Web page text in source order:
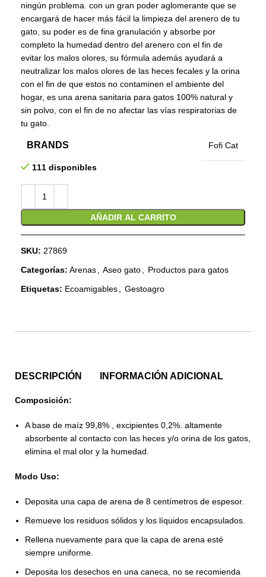
ningún problema. con un gran poder aglomerante que se
encargará de hacer más fácil la limpieza del arenero de tu
gato, su poder es de fina granulación y absorbe por
completo la humedad dentro del arenero con el fin de
evitar los malos olores, su fórmula además ayudará a
neutralizar los malos olores de las heces fecales y la orina
con el fin de que estos no contaminen el ambiente del
hogar, es una arena sanitaria para gatos 100% natural y
sin polvo, con el fin de no afectar las vías respiratorias de
tu gato.
BRANDS Fofi Cat
111 disponibles
AÑADIR AL CARRITO
SKU: 27869
Categorías: Arenas Aseo gato
Productos para gatos
Etiquetas: Ecoamigables Gestoagro
DESCRIPCIÓN INFORMACIÓN ADICIONAL
Composición:
A base de maíz 99,8% , excipientes 0,2%. altamente
absorbente al contacto con las heces y/o orina de los gatos,
elimina el mal olor y la humedad.
Modo Uso:
Deposita una capa de arena de 8 centímetros de espesor.
Remueve los residuos sólidos y los líquidos encapsulados.
Rellena nuevamente para que la capa de arena esté
siempre uniforme.
Deposita los desechos en una caneca, no se recomienda